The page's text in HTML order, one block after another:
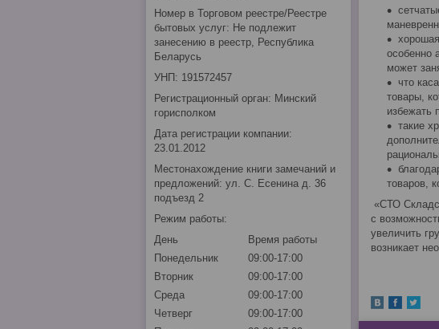
особенно
может
что
товары,
избежать
такие
товаров,
«СТО
с
увеличить
возникает
Номер в Торговом реестре/Реестре
бытовых услуг: Не подлежит
занесению в реестр, Республика
Беларусь
УНП: 191572457
Регистрационный орган: Минский
горисполком
Дата регистрации компании:
23.01.2012
Местонахождение книги замечаний и
предложений: ул. С. Есенина д. 36
подъезд 2
Режим работы:
День
Время работы
Понедельник
09:00-17:00
Вторник
09:00-17:00
Среда
09:00-17:00
Четверг
09:00-17:00